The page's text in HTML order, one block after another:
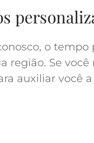
o
região. Se
auxiliar você